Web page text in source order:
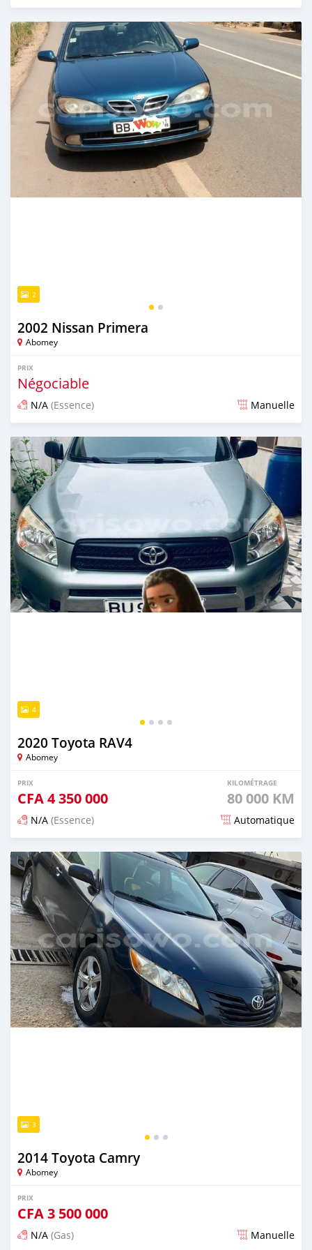
Publié il y a plus de 2 ans
2
2002 Nissan Primera
Abomey
PRIX
Négociable
N/A (Essence) Manuelle
Publié il y a plus de 2 ans
4
2020 Toyota RAV4
Abomey
PRIX
CFA4 350 000
KILOMÉTRAGE
80 000 KM
N/A (Essence) Automatique
Publié il y a plus de 2 ans
3
2014 Toyota Camry
Abomey
PRIX
CFA3 500 000
N/A (Gas) Manuelle